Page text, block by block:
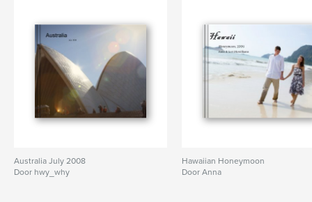
Australia July 2008
Door hwy_why
Hawaiian Honeymoon
Door Anna